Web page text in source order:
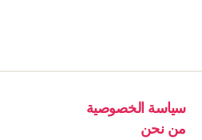
سياسة الخصوصية
من نحن